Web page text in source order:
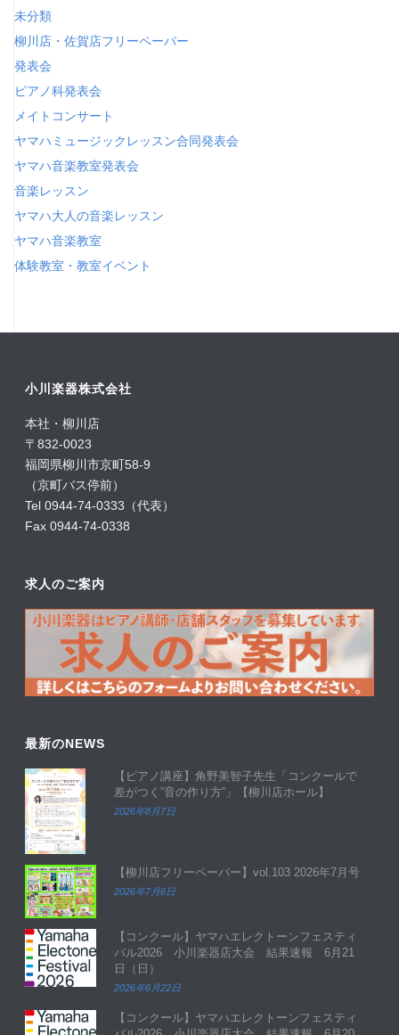
未分類
柳川店・佐賀店フリーペーパー
発表会
ピアノ科発表会
メイトコンサート
ヤマハミュージックレッスン合同発表会
ヤマハ音楽教室発表会
音楽レッスン
ヤマハ大人の音楽レッスン
ヤマハ音楽教室
体験教室・教室イベント
小川楽器株式会社
本社・柳川店
〒832-0023
福岡県柳川市京町58-9
（京町バス停前）
Tel 0944-74-0333（代表）
Fax 0944-74-0338
求人のご案内
最新のNEWS
【ピアノ講座】角野美智子先生「コンクールで
差がつく”音の作り方”」【柳川店ホール】
2026年8月7日
【柳川店フリーペーパー】vol.103 2026年7月号
2026年7月6日
【コンクール】ヤマハエレクトーンフェスティ
バル2026 小川楽器店大会 結果速報 6月21
日（日）
2026年6月22日
【コンクール】ヤマハエレクトーンフェスティ